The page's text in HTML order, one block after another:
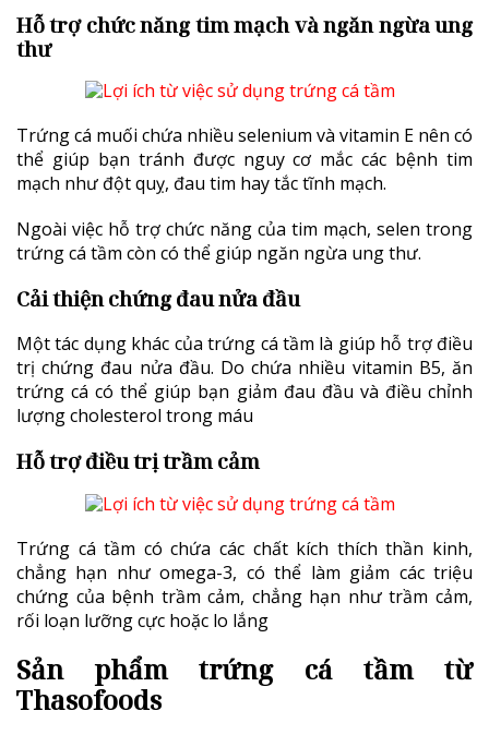
Hỗ trợ chức năng tim mạch và ngăn ngừa ung
thư
Trứng cá muối chứa nhiều selenium và vitamin E nên có
thể giúp bạn tránh được nguy cơ mắc các bệnh tim
mạch như đột quỵ, đau tim hay tắc tĩnh mạch.
Ngoài việc hỗ trợ chức năng của tim mạch, selen trong
trứng cá tầm còn có thể giúp ngăn ngừa ung thư.
Cải thiện chứng đau nửa đầu
Một tác dụng khác của trứng cá tầm là giúp hỗ trợ điều
trị chứng đau nửa đầu. Do chứa nhiều vitamin B5, ăn
trứng cá có thể giúp bạn giảm đau đầu và điều chỉnh
lượng cholesterol trong máu
Hỗ trợ điều trị trầm cảm
Trứng cá tầm có chứa các chất kích thích thần kinh,
chẳng hạn như omega-3, có thể làm giảm các triệu
chứng của bệnh trầm cảm, chẳng hạn như trầm cảm,
rối loạn lưỡng cực hoặc lo lắng
Sản phẩm trứng cá tầm từ
Thasofoods